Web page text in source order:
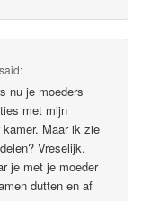
said:
nu je moeders
met mijn
Maar ik zie
Vreselijk.
je met je moeder
dutten en af